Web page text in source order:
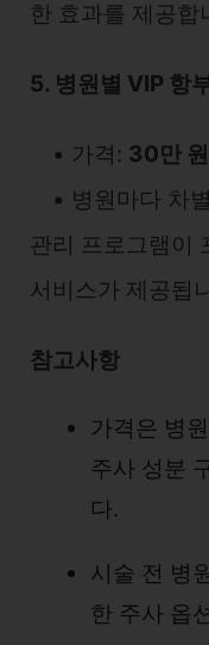
한 효과를 제공합
5. 병원별 VIP 항
• 가격: 30만
• 병원마다 차
관리 프로그램이
서비스가 제공됩
참고사항
가격은 병
주사 성분
다.
시술 전 병
한 주사 옵